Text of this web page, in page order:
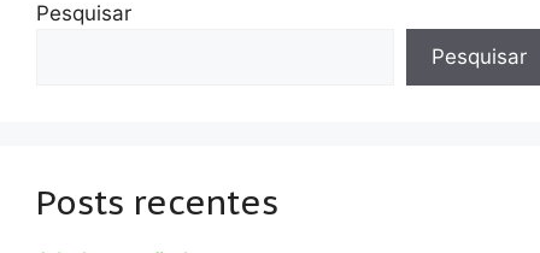
Pesquisar
Pesquisar
Posts recentes